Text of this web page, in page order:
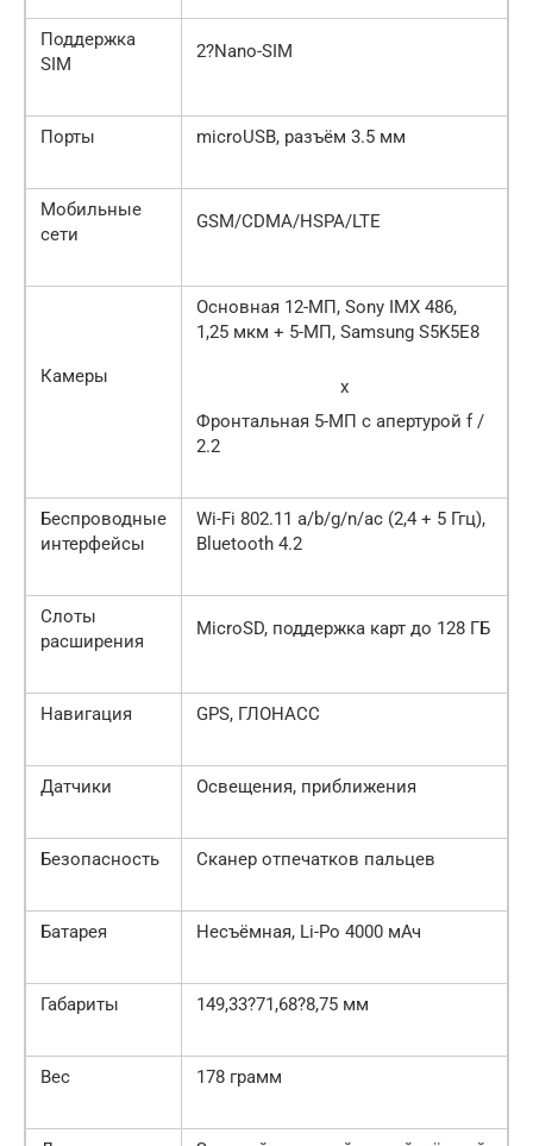
Поддержка
SIM
2?Nano-SIM
Порты microUSB, разъём 3.5 мм
Мобильные
сети
GSM/CDMA/HSPA/LTE
Камеры
Основная 12-МП, Sony IMX 486,
1,25 мкм + 5-МП, Samsung S5K5E8
x
Фронтальная 5-МП с апертурой f /
2.2
Беспроводные
интерфейсы
Wi-Fi 802.11 a/b/g/n/ac (2,4 + 5 Ггц),
Bluetooth 4.2
Слоты
расширения
MicroSD, поддержка карт до 128 ГБ
Навигация GPS, ГЛОНАСС
Датчики Освещения, приближения
Безопасность Сканер отпечатков пальцев
Батарея Несъёмная, Li-Po 4000 мАч
Габариты 149,33?71,68?8,75 мм
Вес 178 грамм